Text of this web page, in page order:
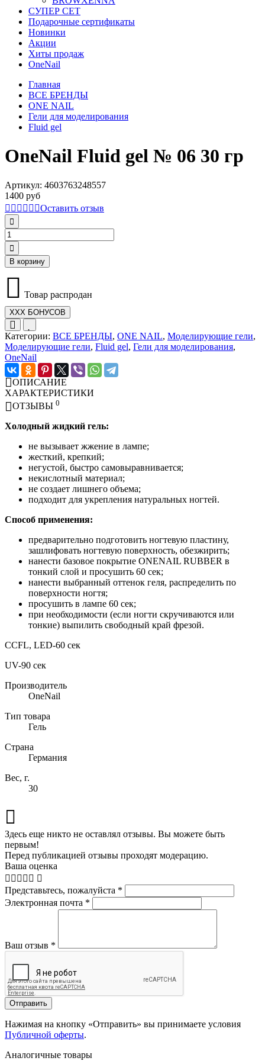
СУПЕР СЕТ
Подарочные сертификаты
Новинки
Акции
Хиты продаж
OneNail
Главная
ВСЕ БРЕНДЫ
ONE NAIL
Гели для моделирования
Fluid gel
OneNail Fluid gel № 06 30 гр
Артикул: 4603763248557
1400 руб
Оставить отзыв
В корзину
Товар распродан
XXX БОНУСОВ
Категории: ВСЕ БРЕНДЫ, ONE NAIL, Моделирующие гели,
Моделирующие гели, Fluid gel, Гели для моделирования,
OneNail
ОПИСАНИЕ
ХАРАКТЕРИСТИКИ
ОТЗЫВЫ 0
Холодный жидкий гель:
не вызывает жжение в лампе;
жесткий, крепкий;
негустой, быстро самовыравнивается;
некислотный материал;
не создает лишнего объема;
подходит для укрепления натуральных ногтей.
Способ применения:
предварительно подготовить ногтевую пластину,
зашлифовать ногтевую поверхность, обезжирить;
нанести базовое покрытие ONENAIL RUBBER в
тонкий слой и просушить 60 сек;
нанести выбранный оттенок геля, распределить по
поверхности ногтя;
просушить в лампе 60 сек;
при необходимости (если ногти скручиваются или
тонкие) выпилить свободный край фрезой.
CCFL, LED-60 сек
UV-90 сек
Производитель
OneNail
Тип товара
Гель
Страна
Германия
Вес, г.
30
Здесь еще никто не оставлял отзывы. Вы можете быть
первым!
Перед публикацией отзывы проходят модерацию.
Ваша оценка
Представьтесь, пожалуйста *
Электронная почта *
Ваш отзыв *
Отправить
Нажимая на кнопку «Отправить» вы принимаете условия
Публичной оферты.
Аналогичные товары